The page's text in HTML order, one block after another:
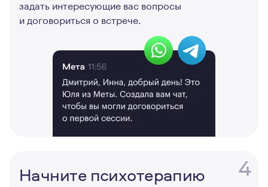
задать интересующие вас вопросы
и договориться о встрече.
4
Начните психотерапию